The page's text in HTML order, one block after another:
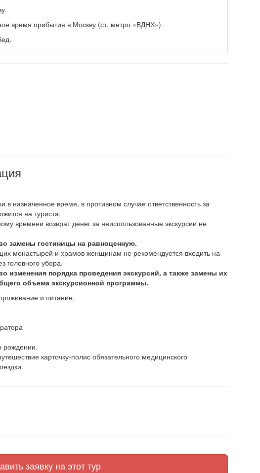
время прибытия в Москву (ст. метро «ВДНХ»).
назначенное время, в противном случае ответственность за
на туриста.
времени возврат денег за неиспользованные экскурсии не
замены гостиницы на равноценную.
монастырей и храмов женщинам не рекомендуется входить на
головного убора.
изменения порядка проведения экскурсий, а также замены их
объема экскурсионной программы.
и питание.
рождении.
карточку-полис обязательного медицинского
заявку на этот тур